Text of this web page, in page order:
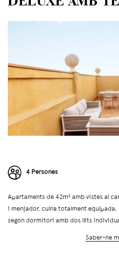
4 Persones
Apartaments de 42m² amb vistes al
i menjador, cuina totalment
segon dormitori amb dos llits
Saber-ne